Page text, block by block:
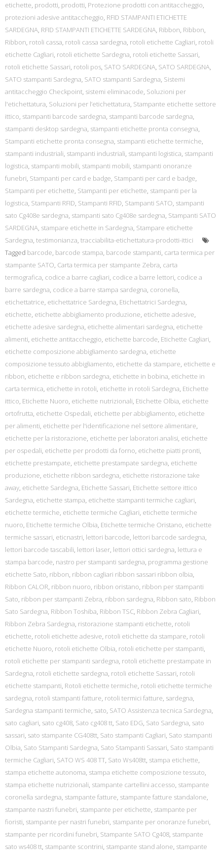
etichette, prodotti, prodotti, Protezione prodotti con antitaccheggio,
protezioni adesive antitaccheggio, RFID STAMPANTI ETICHETTE
SARDEGNA, RFID STAMPANTI ETICHETTE SARDEGNA, Ribbon, Ribbon,
Ribbon, rotoli cassa, rotoli cassa sardegna, rotoli etichette Cagliari, rotoli
etichette Cagliari, rotoli etichette Sardegna, rotoli etichette Sassari,
rotoli etichette Sassari, rotoli pos, SATO SARDEGNA, SATO SARDEGNA,
SATO stampanti Sardegna, SATO stampanti Sardegna, Sistemi
antitaccheggio Checkpoint, sistemi eliminacode, Soluzioni per
l'etichettatura, Soluzioni per l’etichettatura, Stampante etichette settore
ittico, stampanti barcode sardegna, stampanti barcode sardegna,
stampanti desktop sardegna, stampanti etichette pronta consegna,
Stampanti etichette pronta consegna, stampanti etichette termiche,
stampanti industriali, stampanti industriali, stampanti logistica, stampanti
logistica, stampanti mobili, stampanti mobili, stampanti onoranze
funebri, Stampanti per card e badge, Stampanti per card e badge,
Stampanti per etichette, Stampanti per etichette, stampanti per la
logistica, Stampanti RFID, Stampanti RFID, Stampanti SATO, stampanti
sato Cg408e sardegna, stampanti sato Cg408e sardegna, Stampanti SATO
SARDEGNA, stampare etichette in Sardegna, Stampare etichette
Sardegna, testimonianza, tracciabilita-etichettatura-prodotti-ittici
Tagged barcode, barcode stampa, barcode stampanti, carta termica per
stampante SATO, Carta termica per stampante Zebra, carta
termografica, codice a barre cagliari, codice a barre lettori, codice a
barre sardegna, codice a barre stampa sardegna, coronella,
etichettatrice, etichettatrice Sardegna, Etichettatrici Sardegna,
etichette, etichette abbigliamento produzione, etichette adesive,
etichette adesive sardegna, etichette alimentari sardegna, etichette
alimenti, etichette antitaccheggio, etichette barcode, Etichette Cagliari,
etichette composizione abbigliamento sardegna, etichette
composizione tessuto abbigliamento, etichette da stampare, etichette e
ribbon, etichette e ribbon sardegna, etichette in bobina, etichette in
carta termica, etichette in rotoli, etichette in rotoli Sardegna, Etichette
ittico, Etichette Nuoro, etichette nutrizionali, Etichette Olbia, etichette
ortofrutta, etichette Ospedali, etichette per abbigliamento, etichette
per alimenti, etichette per l'identificazione nel settore alimentare,
etichette per la ristorazione, etichette per laboratori analisi, etichette
per ospedali, etichette per prodotti da forno, etichette piatti pronti,
etichette prestampate, etichette prestampate sardegna, etichette
produzione, etichette ribbon sardegna, etichette ristorazione take
away, etichette Sardegna, Etichette Sassari, Etichette settore ittico
Sardegna, etichette stampa, etichette stampanti termiche cagliari,
etichette termiche, etichette termiche Cagliari, etichette termiche
nuoro, Etichette termiche Olbia, Etichette termiche Oristano, etichette
termiche sassari, eticnastri, lettori barcode, lettori barcode sardegna,
lettori barcode tascabili, lettori laser, lettori ottici sardegna, lettura e
stampa barcode, nastro per stampanti sardegna, programma gestione
etichette Sato, ribbon, ribbon cagliari ribbon sassari ribbon olbia,
Ribbon CALOR, ribbon nuoro, ribbon oristano, ribbon per stampanti
Sato, ribbon per stampanti Zebra, ribbon sardegna, Ribbon sato, Ribbon
Sato Sardegna, Ribbon Toshiba, Ribbon TSC, Ribbon Zebra Cagliari,
Ribbon Zebra Sardegna, ristorazione stampanti etichette, rotoli
etichette, rotoli etichette adesive, rotoli etichette da stampare, rotoli
etichette Nuoro, rotoli etichette Olbia, rotoli etichette per stampanti,
rotoli etichette per stampanti sardegna, rotoli etichette prestampate in
Sardegna, rotoli etichette sardegna, rotoli etichette Sassari, rotoli
etichette stampanti, Rotoli etichette termiche, rotoli etichette termiche
sardegna, rotoli stampanti fatture, rotoli termici fatture, sardegna,
Sardegna stampanti termiche, sato, SATO Assistenza tecnica Sardegna,
sato cagliari, sato cg408, Sato cg408 tt, Sato EDG, Sato Sardegna, sato
sassari, sato stampante CG408tt, Sato stampanti Cagliari, Sato stampanti
Olbia, Sato Stampanti Sardegna, Sato Stampanti Sassari, Sato stampanti
termiche Cagliari, SATO WS 408 TT, Sato Ws408tt, stampa etichette,
stampa etichette autonoma, stampa etichette composizione tessuto,
stampa etichette nutrizionali, stampante cartellini accesso, stampante
coronella sardegna, stampante fatture, stampante fatture standalone,
stampante nastri funebri, stampante per etichette, stampante per
fioristi, stampante per nastri funebri, stampante per onoranze funebri,
stampante per ricordini funebri, Stampante SATO Cg408, stampante
sato ws408 tt, stampante scontrini, stampante stand alone, stampante